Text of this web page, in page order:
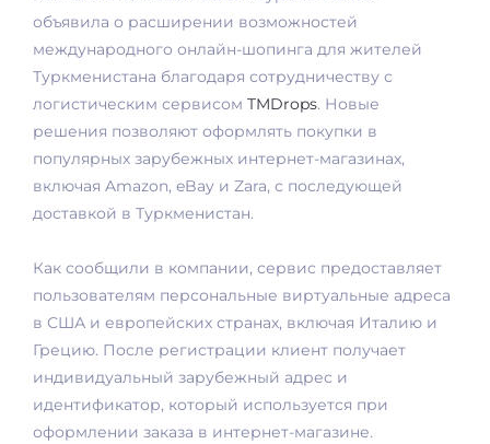
объявила о расширении возможностей
международного онлайн-шопинга для жителей
Туркменистана благодаря сотрудничеству с
логистическим сервисом TMDrops. Новые
решения позволяют оформлять покупки в
популярных зарубежных интернет-магазинах,
включая Amazon, eBay и Zara, с последующей
доставкой в Туркменистан.
Как сообщили в компании, сервис предоставляет
пользователям персональные виртуальные адреса
в США и европейских странах, включая Италию и
Грецию. После регистрации клиент получает
индивидуальный зарубежный адрес и
идентификатор, который используется при
оформлении заказа в интернет-магазине.